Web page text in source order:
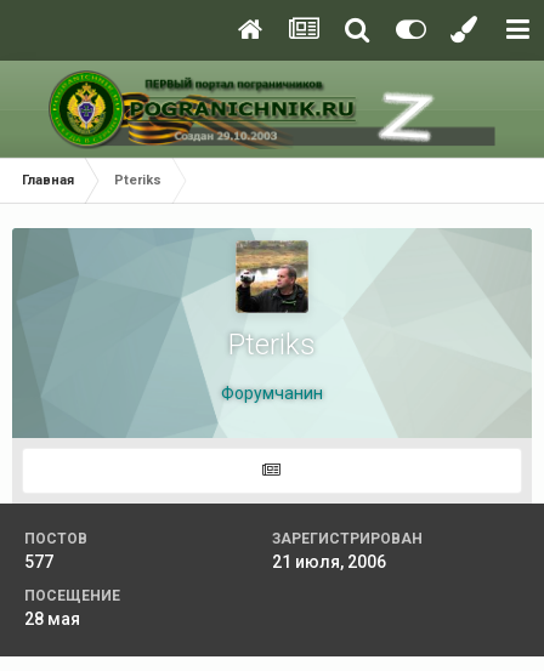
Главная Pteriks
Pteriks
Форумчанин
ПОСТОВ
577
ЗАРЕГИСТРИРОВАН
21 июля, 2006
ПОСЕЩЕНИЕ
28 мая